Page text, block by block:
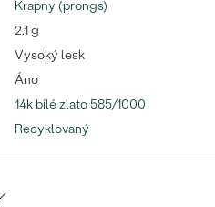
Krapny (prongs)
2.1 g
Vysoký lesk
Áno
14k bílé zlato 585/1000
Recyklovaný